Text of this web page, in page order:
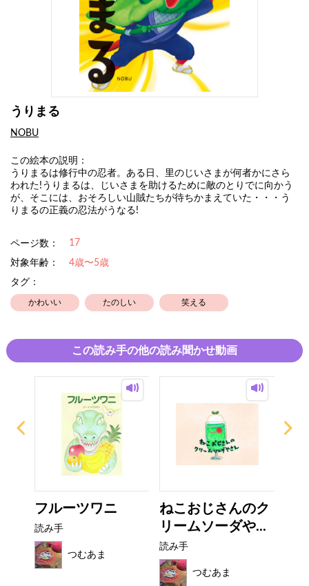
うりまる
NOBU
この絵本の説明：
うりまるは修行中の忍者。ある日、里のじいさまが何者かにさら
われた!うりまるは、じいさまを助けるために敵のとりでに向かう
が、そこには、おそろしい山賊たちが待ちかまえていた・・・う
りまるの正義の忍法がうなる!
ページ数： 17
対象年齢：
4歳〜5歳
タグ：
かわいい たのしい 笑える
この読み手の他の読み聞かせ動画
フルーツワニ
読み手
つむあま
ねこおじさんのク
リームソーダや...
読み手
つむあま